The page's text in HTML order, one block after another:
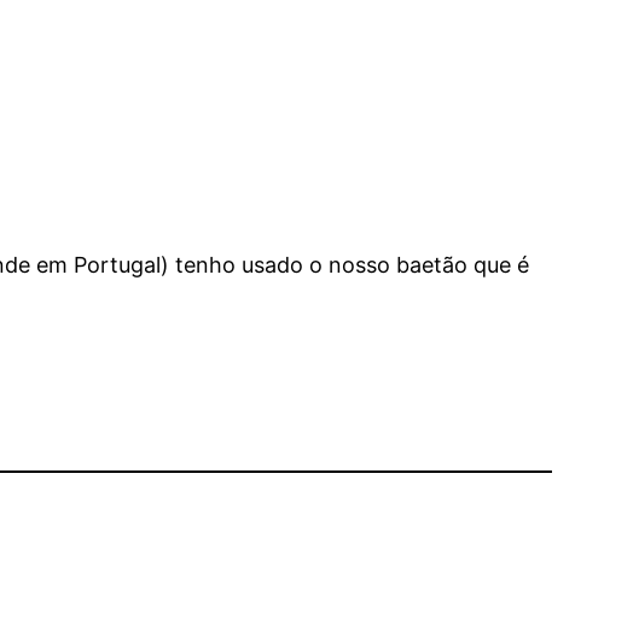
em Portugal) tenho usado o nosso baetão que é